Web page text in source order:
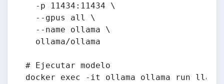
  -p 11434:11434 \
  --gpus all \
  --name ollama \
  ollama/ollama
# Ejecutar modelo